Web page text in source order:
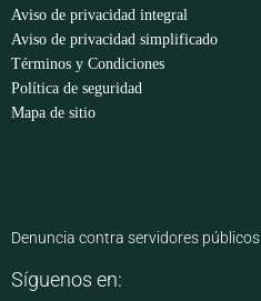
Aviso de privacidad integral
Aviso de privacidad simplificado
Términos y Condiciones
Política de seguridad
Mapa de sitio
Denuncia contra servidores públicos
Síguenos en: